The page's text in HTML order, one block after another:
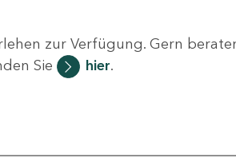
zur Verfügung. Gern
Sie
hier.